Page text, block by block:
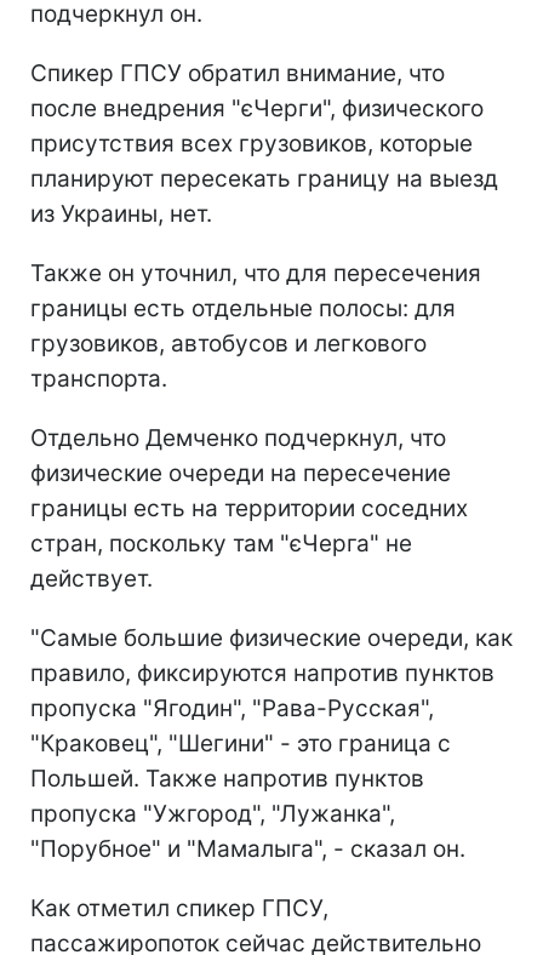
подчеркнул он.
Спикер ГПСУ обратил внимание, что
после внедрения "єЧерги", физического
присутствия всех грузовиков, которые
планируют пересекать границу на выезд
из Украины, нет.
Также он уточнил, что для пересечения
границы есть отдельные полосы: для
грузовиков, автобусов и легкового
транспорта.
Отдельно Демченко подчеркнул, что
физические очереди на пересечение
границы есть на территории соседних
стран, поскольку там "єЧерга" не
действует.
"Самые большие физические очереди, как
правило, фиксируются напротив пунктов
пропуска "Ягодин", "Рава-Русская",
"Краковец", "Шегини" - это граница с
Польшей. Также напротив пунктов
пропуска "Ужгород", "Лужанка",
"Порубное" и "Мамалыга", - сказал он.
Как отметил спикер ГПСУ,
пассажиропоток сейчас действительно